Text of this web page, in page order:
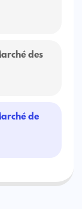
des
de